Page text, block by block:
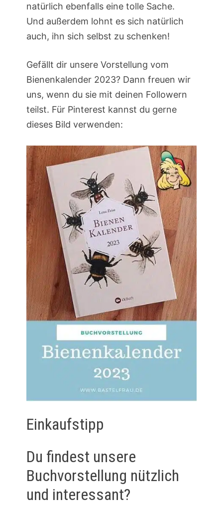
natürlich ebenfalls eine tolle Sache.
Und außerdem lohnt es sich natürlich
auch, ihn sich selbst zu schenken!
Gefällt dir unsere Vorstellung vom
Bienenkalender 2023? Dann freuen wir
uns, wenn du sie mit deinen Followern
teilst. Für Pinterest kannst du gerne
dieses Bild verwenden:
Einkaufstipp
Du findest unsere
Buchvorstellung nützlich
und interessant?